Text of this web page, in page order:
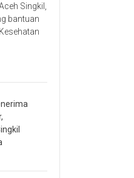
Singkil,
bantuan